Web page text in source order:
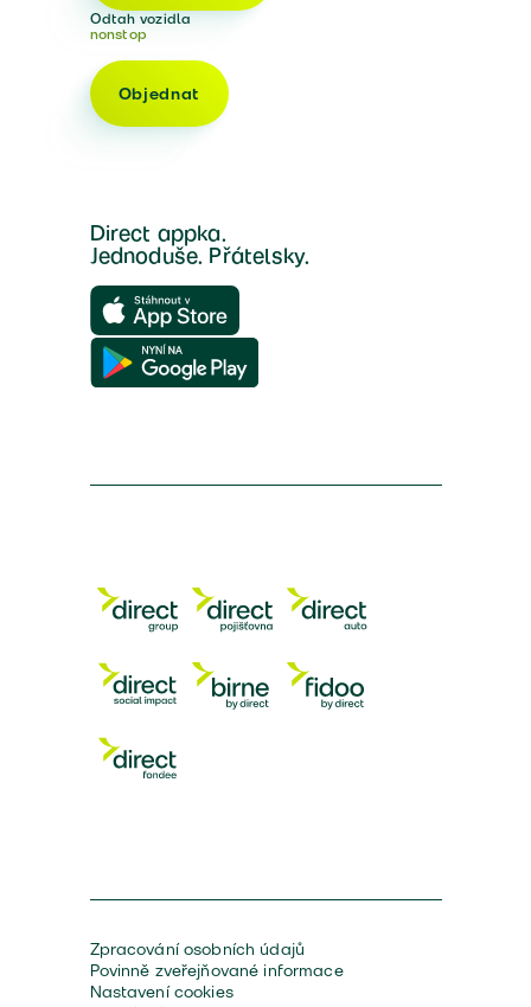
Odtah vozidla
nonstop
Objednat
Direct appka.
Jednoduše. Přátelsky.
Zpracování osobních údajů
Povinně zveřejňované informace
Nastavení cookies